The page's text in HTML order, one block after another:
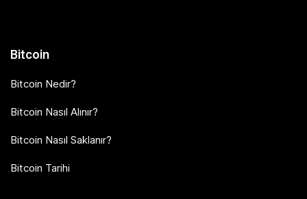
Bitcoin
Bitcoin Nedir?
Bitcoin Nasıl Alınır?
Bitcoin Nasıl Saklanır?
Bitcoin Tarihi